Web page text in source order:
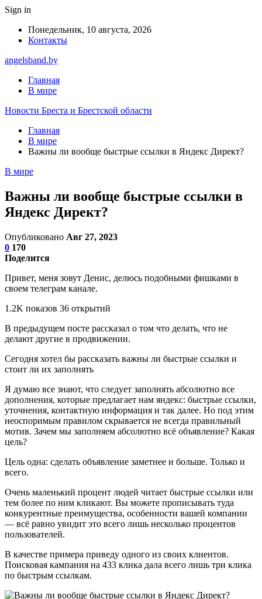
Sign in
Понедельник, 10 августа, 2026
Контакты
angelsband.by
Главная
В мире
Новости Бреста и Брестской области
Главная
В мире
Важны ли вообще быстрые ссылки в Яндекс Директ?
В мире
Важны ли вообще быстрые ссылки в
Яндекс Директ?
Опубликовано Авг 27, 2023
0 170
Поделится
Привет, меня зовут Денис, делюсь подобными фишками в
своем телеграм канале.
1.2K показов 36 открытий
В предыдущем посте рассказал о том что делать, что не
делают другие в продвижении.
Сегодня хотел бы рассказать важны ли быстрые ссылки и
стоит ли их заполнять
Я думаю все знают, что следует заполнять абсолютно все
дополнения, которые предлагает нам яндекс: быстрые ссылки,
уточнения, контактную информация и так далее. Но под этим
неоспоримым правилом скрывается не всегда правильный
мотив. Зачем мы заполняем абсолютно всё объявление? Какая
цель?
Цель одна: сделать объявление заметнее и больше. Только и
всего.
Очень маленький процент людей читает быстрые ссылки или
тем более по ним кликают. Вы можете прописывать туда
конкурентные преимущества, особенности вашей компании
— всё равно увидит это всего лишь несколько процентов
пользователей.
В качестве примера приведу одного из своих клиентов.
Поисковая кампания на 433 клика дала всего лишь три клика
по быстрым ссылкам.